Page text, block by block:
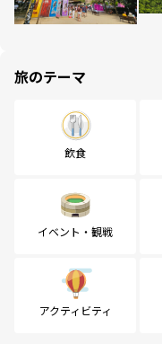
旅のテーマ
飲食
イベント・観戦
アクティビティ